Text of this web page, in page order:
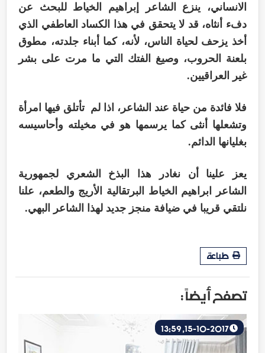
الانساني، ينزع الشاعر إبراهيم الخياط للبحث عن
دفء أنثاه، قد لا يتحقق في هذا الكساد العاطفي الذي
أخذ يزحف لحياة الناس، لأنه، كما أبناء جلدته، مطوق
بلعنة الحروب، وصيغ الفتك التي ما مرت على بشر
غير العراقيين.
فلا فائدة من حياة عند الشاعر، اذا لم تأتلق فيها امرأة
وتشعلها أنثى كما يرسمها هو في مخيلته وأحاسيسه
بغليانها الدائم.
يعز علينا أن نغادر هذا البذخ الشعري لجمهورية
الشاعر ابراهيم الخياط البرتقالية الأريج والطعم، علنا
نلتقي قريبا في ضيافة منجز جديد لهذا الشاعر البهي.
طباعة
تصفح أيضاً :